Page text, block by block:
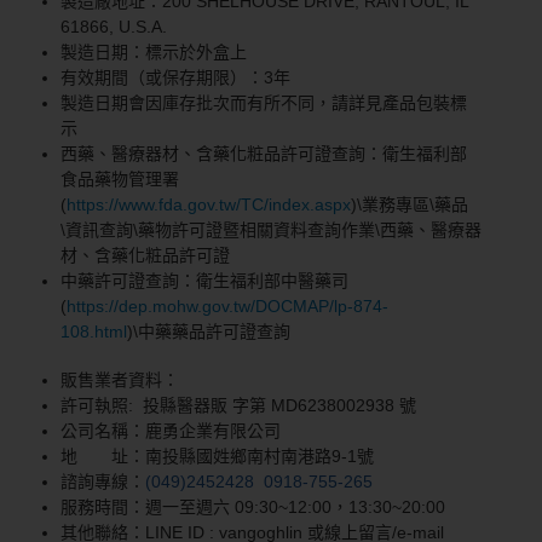
61866, U.S.A.
製造日期： 標示於外盒上
有效期間（或保存期限）：3年
製造日期會因庫存批次而有所不同，請詳見產品包裝標
示
西藥、醫療器材、含藥化粧品許可證查詢：衛生福利部
食品藥物管理署
(https://www.fda.gov.tw/TC/index.aspx)\業務專區\藥品
\資訊查詢\藥物許可證暨相關資料查詢作業\西藥、醫療器
材、含藥化粧品許可證
中藥許可證查詢：衛生福利部中醫藥司
(https://dep.mohw.gov.tw/DOCMAP/lp-874-
108.html)\中藥藥品許可證查詢
販售業者資料：
許可執照: 投縣醫器販 字第 MD6238002938 號
公司名稱：鹿勇企業有限公司
地 址：南投縣國姓鄉南村南港路9-1號
諮詢專線： (049)2452428
0918-755-265
服務時間：週一至週六 09:30~12:00，13:30~20:00
其他聯絡：LINE ID : vangoghlin 或線上留言/e-mail